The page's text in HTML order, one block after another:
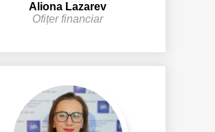
Aliona Lazarev
Ofițer financiar